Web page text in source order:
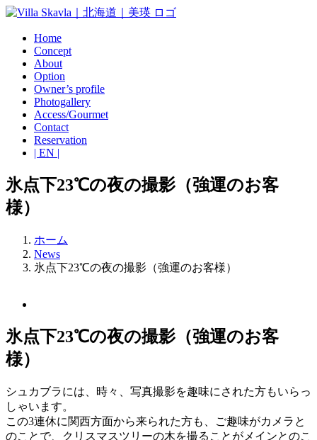
Skip
contentHome
Concept
About
Option
Owner’s profile
Photogallery
Access/Gourmet
Contact
Reservation
| EN |
氷点下23℃の夜の撮影（強運のお客
様）
ホーム
News
氷点下23℃の夜の撮影（強運のお客様）
Image
氷点下23℃の夜の撮影（強運のお客
様）
シュカブラには、時々、写真撮影を趣味にされた方もいらっ
しゃいます。
この3連休に関西方面から来られた方も、ご趣味がカメラと
のことで、クリスマスツリーの木を撮ることがメインとのこ